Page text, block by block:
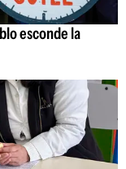
esconde la